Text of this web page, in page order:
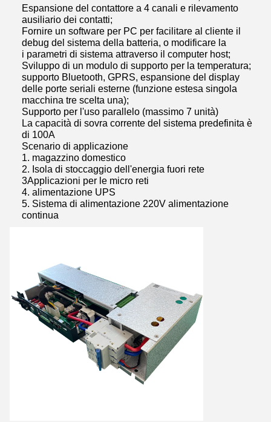
Espansione del contattore a 4 canali e rilevamento
ausiliario dei contatti;
Fornire un software per PC per facilitare al cliente il
debug del sistema della batteria, o modificare la
i parametri di sistema attraverso il computer host;
Sviluppo di un modulo di supporto per la temperatura;
supporto Bluetooth, GPRS, espansione del display
delle porte seriali esterne (funzione estesa singola
macchina tre scelta una);
Supporto per l'uso parallelo (massimo 7 unità)
La capacità di sovra corrente del sistema predefinita è
di 100A
Scenario di applicazione
1. magazzino domestico
2. Isola di stoccaggio dell'energia fuori rete
3Applicazioni per le micro reti
4. alimentazione UPS
5. Sistema di alimentazione 220V alimentazione
continua